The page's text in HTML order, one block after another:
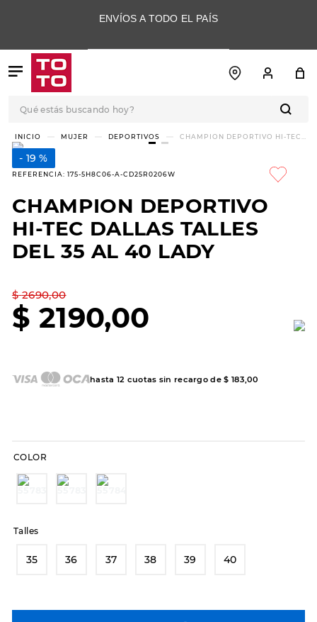
ENVÍOS A TODO EL PAÍS
MUJER DEPORTIVOS
CHAMPION DEPORTIVO HI-TEC
19 %
REFERENCIA: 175-5H8C06-A-CD25R0206W
CHAMPION DEPORTIVO
HI-TEC DALLAS TALLES
DEL 35 AL 40 LADY
$ 2690,00
$ 2190,00
hasta 12 cuotas sin recargo de$ 183 ,00
COLOR
Talles
35 36 37 38 39 40
TÉRMINOS MÁS
BUSCADOS
1.
3.
skechers slip-ins
championes